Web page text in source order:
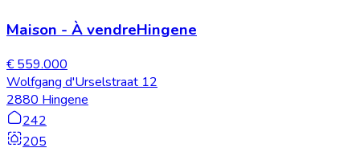
Maison - À vendreHingene
€ 559.000
Wolfgang d'Urselstraat 12
2880 Hingene
242
205